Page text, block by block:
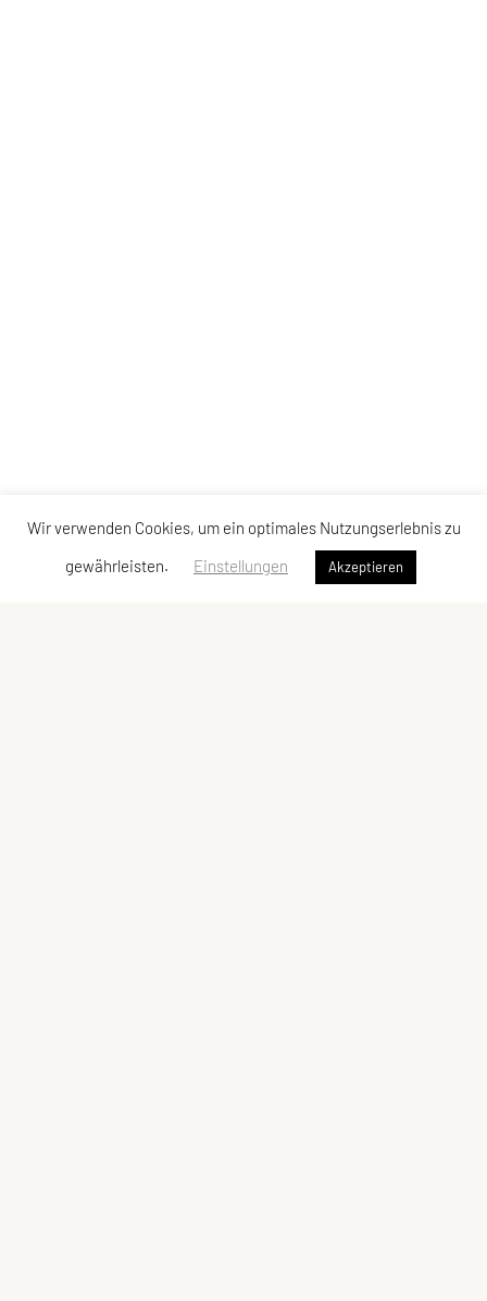
Wir verwenden Cookies, um ein optimales Nutzungserlebnis zu
gewährleisten.
Einstellungen Akzeptieren